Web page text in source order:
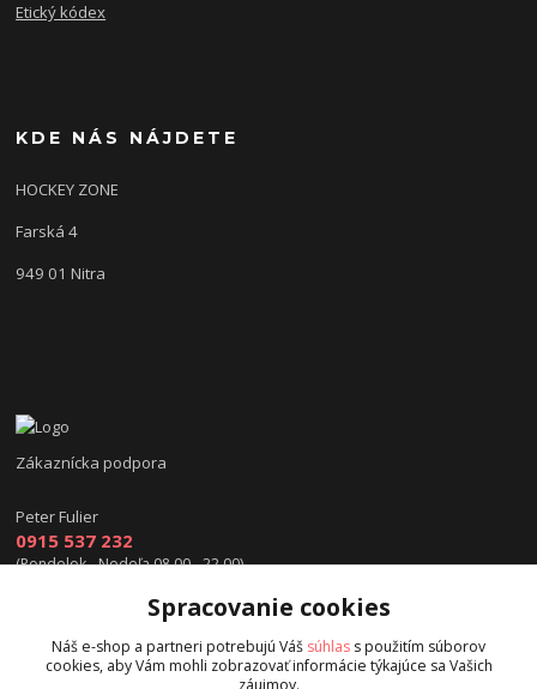
Etický kódex
KDE NÁS NÁJDETE
HOCKEY ZONE
Farská 4
949 01 Nitra
Zákaznícka podpora
Peter Fulier
0915 537 232
(Pondelok - Nedeľa 08.00 - 22.00)
info@hokejexpert.sk
Spracovanie cookies
Náš e-shop a partneri potrebujú Váš súhlas s použitím súborov
cookies, aby Vám mohli zobrazovať informácie týkajúce sa Vašich
záujmov.